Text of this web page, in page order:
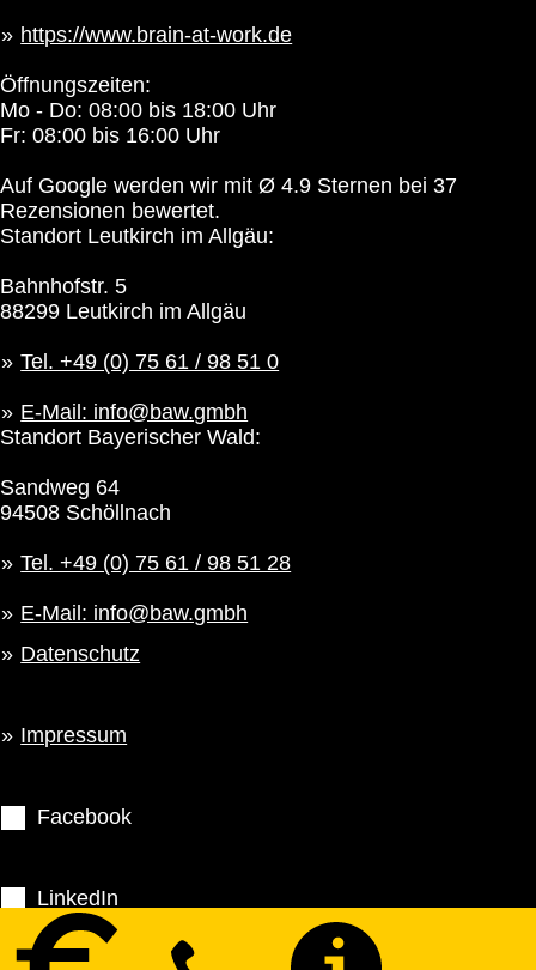
https://www.brain-at-work.de
Öffnungszeiten:
Mo - Do: 08:00 bis 18:00 Uhr
Fr: 08:00 bis 16:00 Uhr
Auf Google werden wir mit Ø 4.9 Sternen bei 37
Rezensionen bewertet.
Standort Leutkirch im Allgäu:
Bahnhofstr. 5
88299 Leutkirch im Allgäu
Tel. +49 (0) 75 61 / 98 51 0
E-Mail: info@baw.gmbh
Standort Bayerischer Wald:
Sandweg 64
94508 Schöllnach
Tel. +49 (0) 75 61 / 98 51 28
E-Mail: info@baw.gmbh
Datenschutz
Impressum
Facebook
LinkedIn